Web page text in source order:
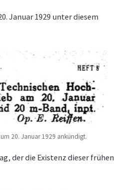
Januar 1929 unter diesem
20. Januar 1929 ankündigt.
der die Existenz dieser frühen